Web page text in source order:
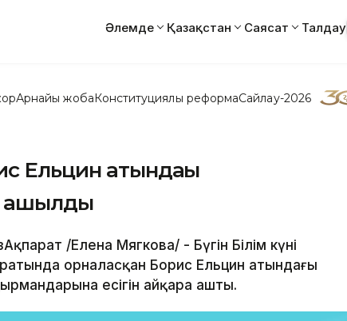
Әлемде Қазақстан Саясат Талдау
Арнайы жобаКонституциялық реформаСайлау-2026
Ельцин атындағы
ашылды
/Елена Мягкова/ - Бүгін Білім күні
орналасқан Борис Ельцин атындағы
есігін айқара ашты.